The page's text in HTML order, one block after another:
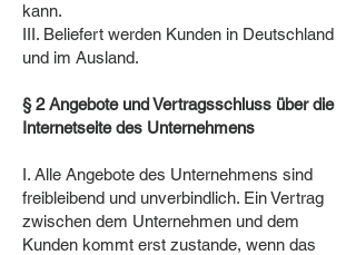
kann.
III. Beliefert werden Kunden in Deutschland
und im Ausland.
§ 2 Angebote und Vertragsschluss über die
Internetseite des Unternehmens
I. Alle Angebote des Unternehmens sind
freibleibend und unverbindlich. Ein Vertrag
zwischen dem Unternehmen und dem
Kunden kommt erst zustande, wenn das